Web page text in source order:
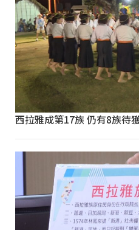
西拉雅成第17族 仍有8族待